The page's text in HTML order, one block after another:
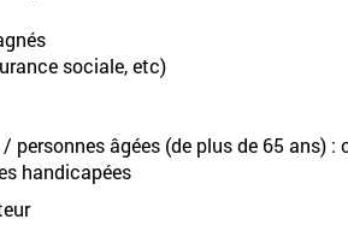
sociale, etc)
âgées (de plus de 65 ans)
handicapées